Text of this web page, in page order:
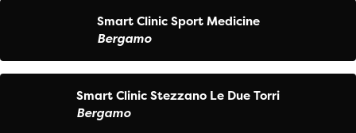
Smart Clinic Sport Medicine
Bergamo
Smart Clinic Stezzano Le Due Torri
Bergamo